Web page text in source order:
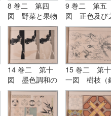
8 巻二 第四
図 野菜と果物
（位置の練習）
9 巻二 第五
図 正色及び
より出づる明
と暗色
14 巻二 第十
図 墨色調和の
研究
15 巻二 第十
一図 樹枝（
筆及びペン練
習）